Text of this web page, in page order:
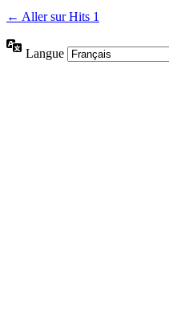
← Aller sur Hits 1
Langue